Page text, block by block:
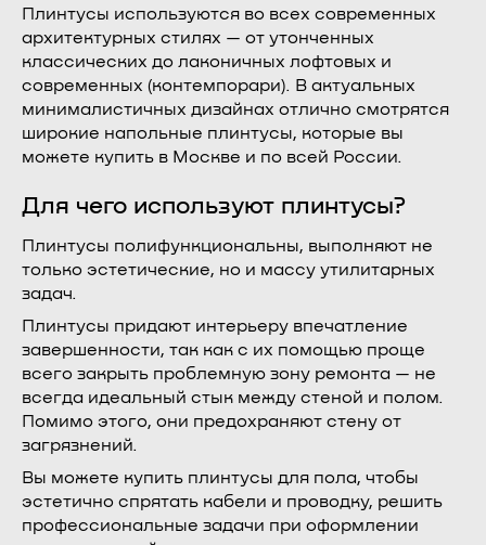
Плинтусы используются во всех современных
архитектурных стилях — от утонченных
классических до лаконичных лофтовых и
современных (контемпорари). В актуальных
минималистичных дизайнах отлично смотрятся
широкие напольные плинтусы, которые вы
можете купить в Москве и по всей России.
Для чего используют плинтусы?
Плинтусы полифункциональны, выполняют не
только эстетические, но и массу утилитарных
задач.
Плинтусы придают интерьеру впечатление
завершенности, так как с их помощью проще
всего закрыть проблемную зону ремонта — не
всегда идеальный стык между стеной и полом.
Помимо этого, они предохраняют стену от
загрязнений.
Вы можете купить плинтусы для пола, чтобы
эстетично спрятать кабели и проводку, решить
профессиональные задачи при оформлении